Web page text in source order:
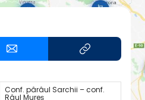
Conf. pârâul Sarchii – conf.
Râul Mureș